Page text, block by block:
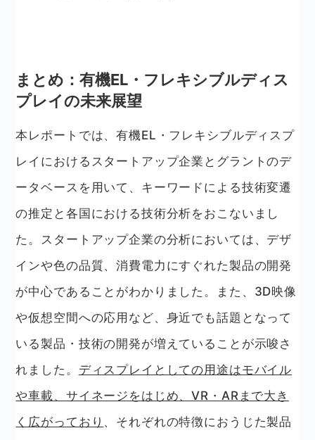
まとめ：有機EL・フレキシブルディス
プレイの未来展望
本レポートでは、有機EL・フレキシブルディスプ
レイにおけるスタートアップ企業とグラントのデ
ータベースを用いて、キーワードによる技術変遷
の推定と各国における技術分析をおこないまし
た。スタートアップ企業の分析においては、デザ
インや色の品質、消費電力にすぐれた製品の開発
が中心であることがわかりました。また、3D映像
や仮想空間への応用など、身近でも話題となって
いる製品・技術の開発が増えていることが示唆さ
れました。 ディスプレイとしての用途はモバイル
や車載、サイネージをはじめ、VR・ARまで大き
く広がっており 、それぞれの特徴におうじた製品